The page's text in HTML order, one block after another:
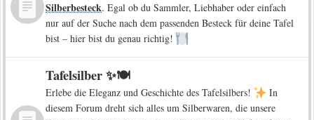
Silberbesteck. Egal ob du Sammler, Liebhaber oder einfach
nur auf der Suche nach dem passenden Besteck für deine Tafel
bist – hier bist du genau richtig!
Tafelsilber ✨🍽️
Erlebe die Eleganz und Geschichte des Tafelsilbers!
In
diesem Forum dreht sich alles um Silberwaren, die unsere